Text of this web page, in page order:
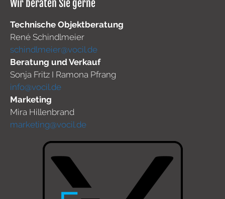
Wir beraten Sie gerne
Technische Objektberatung
René Schindlmeier
schindlmeier@vocil.de
Beratung und Verkauf
Sonja Fritz I Ramona Pfrang
info@vocil.de
Marketing
Mira Hillenbrand
marketing@vocil.de